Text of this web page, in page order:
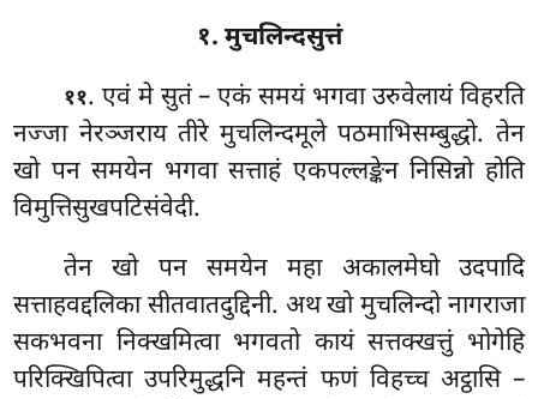
१. मुचलिन्दसुत्तं
११. एवं मे सुतं – एकं समयं भगवा उरुवेलायं विहरति
नज्जा नेरञ्जराय तीरे मुचलिन्दमूले पठमाभिसम्बुद्धो. तेन
खो पन समयेन भगवा सत्ताहं एकपल्लङ्केन निसिन्नो होति
विमुत्तिसुखपटिसंवेदी.
तेन खो पन समयेन महा अकालमेघो उदपादि
सत्ताहवद्दलिका सीतवातदुद्दिनी. अथ खो मुचलिन्दो नागराजा
सकभवना निक्खमित्वा भगवतो कायं सत्तक्खत्तुं भोगेहि
परिक्खिपित्वा उपरिमुद्धनि महन्तं फणं विहच्च अट्ठासि –